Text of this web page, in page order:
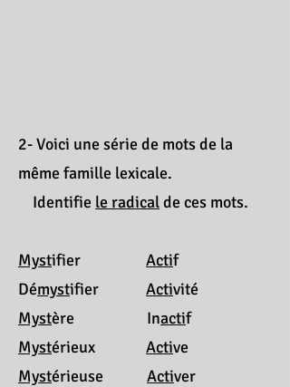
2- Voici une série de mots de la
même famille lexicale.
Identifie le radicalde ces mots.
Mystifier Actif
Démystifier Activité
Mystère Inactif
Mystérieux Active
Mystérieuse Activer